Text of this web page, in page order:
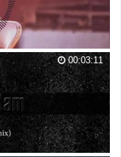
00:03:11